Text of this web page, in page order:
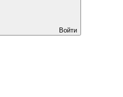
Войти